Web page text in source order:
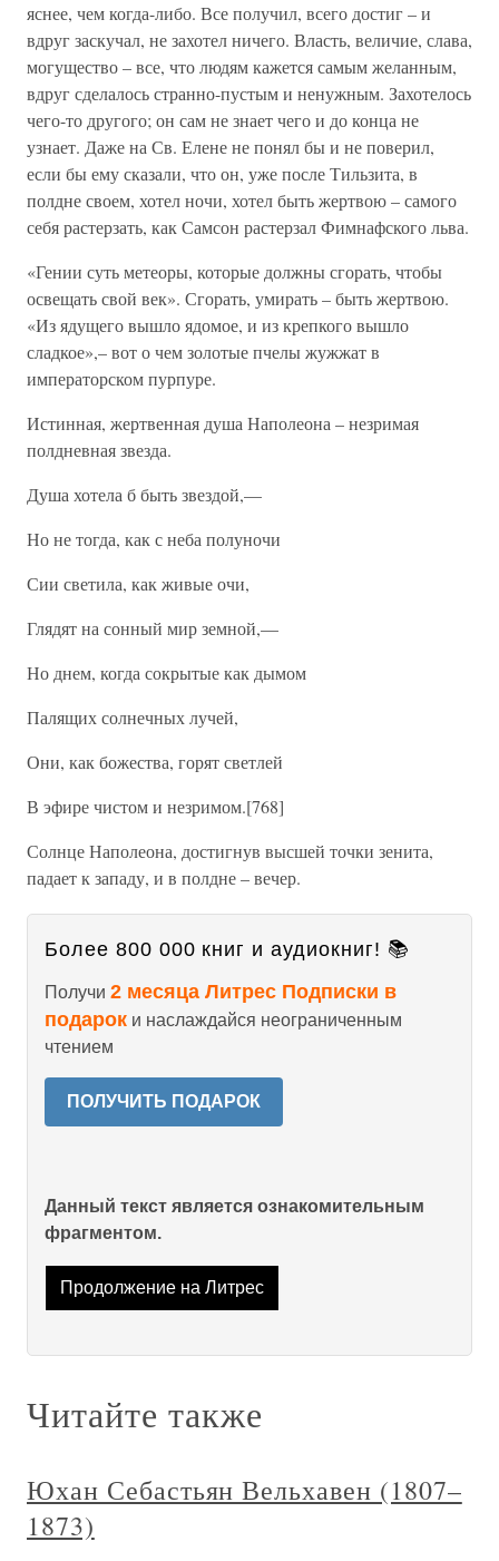
яснее, чем когда-либо. Все получил, всего достиг – и
вдруг заскучал, не захотел ничего. Власть, величие, слава,
могущество – все, что людям кажется самым желанным,
вдруг сделалось странно-пустым и ненужным. Захотелось
чего-то другого; он сам не знает чего и до конца не
узнает. Даже на Св. Елене не понял бы и не поверил,
если бы ему сказали, что он, уже после Тильзита, в
полдне своем, хотел ночи, хотел быть жертвою – самого
себя растерзать, как Самсон растерзал Фимнафского льва.
«Гении суть метеоры, которые должны сгорать, чтобы
освещать свой век». Сгорать, умирать – быть жертвою.
«Из ядущего вышло ядомое, и из крепкого вышло
сладкое»,– вот о чем золотые пчелы жужжат в
императорском пурпуре.
Истинная, жертвенная душа Наполеона – незримая
полдневная звезда.
Душа хотела б быть звездой,—
Но не тогда, как с неба полуночи
Сии светила, как живые очи,
Глядят на сонный мир земной,—
Но днем, когда сокрытые как дымом
Палящих солнечных лучей,
Они, как божества, горят светлей
В эфире чистом и незримом.[768]
Солнце Наполеона, достигнув высшей точки зенита,
падает к западу, и в полдне – вечер.
Более 800 000 книг и аудиокниг! 📚
Получи 2 месяца Литрес Подписки в
подарок и наслаждайся неограниченным
чтением
ПОЛУЧИТЬ ПОДАРОК
Данный текст является ознакомительным
фрагментом.
Продолжение на Литрес
Читайте также
Юхан Себастьян Вельхавен (1807–
1873)